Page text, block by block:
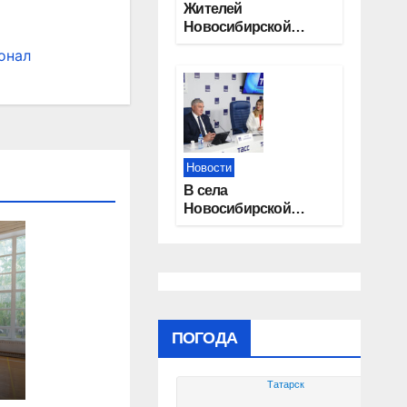
Жителей
Новосибирской
квалификацию
премии «КАРДО»
Новости
В села
Новосибирской
ПОГОДА
Татарск